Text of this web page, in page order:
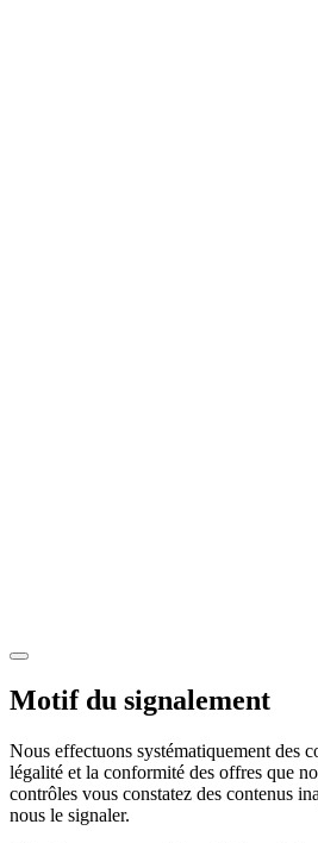
Motif du signalement
Nous effectuons systématiquement des
légalité et la conformité des offres que
contrôles vous constatez des contenus
nous le signaler.